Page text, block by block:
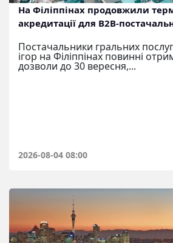
На Філіппінах продовжили
акредитації для B2B-
Постачальники гральних
ігор на Філіппінах повинні
дозволи до 30 вересня,...
2026-08-04 08:00